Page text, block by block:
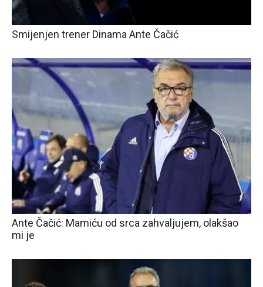
Smijenjen trener Dinama Ante Čačić
Ante Čačić: Mamiću od srca zahvaljujem, olakšao
mi je